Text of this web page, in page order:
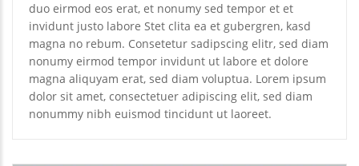
duo eirmod eos erat, et nonumy sed tempor et et
invidunt justo labore Stet clita ea et gubergren, kasd
magna no rebum. Consetetur sadipscing elitr, sed diam
nonumy eirmod tempor invidunt ut labore et dolore
magna aliquyam erat, sed diam voluptua. Lorem ipsum
dolor sit amet, consectetuer adipiscing elit, sed diam
nonummy nibh euismod tincidunt ut laoreet.